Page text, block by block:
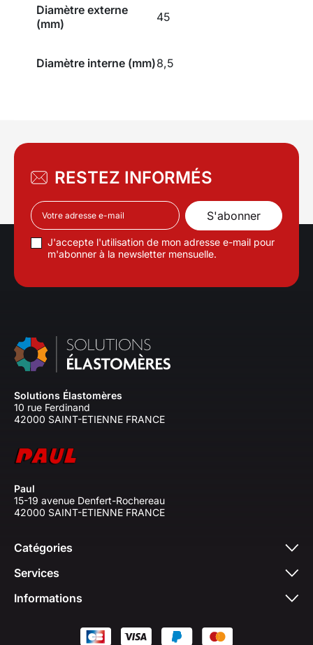
Diamètre externe
(mm)
45
Diamètre interne (mm)8,5
RESTEZ INFORMÉS
J'accepte l'utilisation de mon adresse e-mail pour
m'abonner à la newsletter mensuelle.
Solutions Élastomères
10 rue Ferdinand
42000 SAINT-ETIENNE FRANCE
Paul
15-19 avenue Denfert-Rochereau
42000 SAINT-ETIENNE FRANCE
Catégories
Services
Informations